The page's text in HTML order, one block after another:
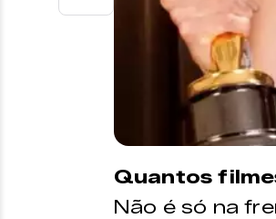
Quantos
Não é só na